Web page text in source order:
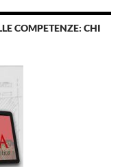
COMPETENZE: CHI